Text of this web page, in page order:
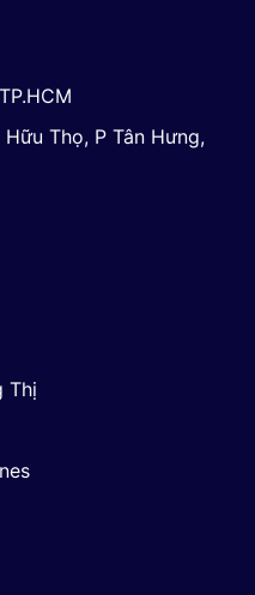
Thọ, P Tân Hưng,
Thị